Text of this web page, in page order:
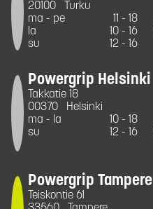
20100
Turku
ma - pe
11 - 18
la
10 - 16
su
12 - 16
Powergrip Helsinki
Takkatie 18
00370
Helsinki
ma - la
10 - 18
su
12 - 16
Powergrip Tampere
Teiskontie 61